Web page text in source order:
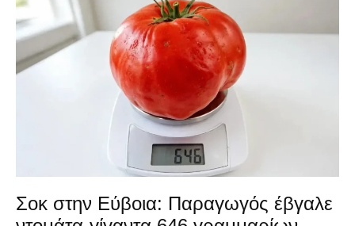
Σοκ στην Εύβοια: Παραγωγός έβγαλε